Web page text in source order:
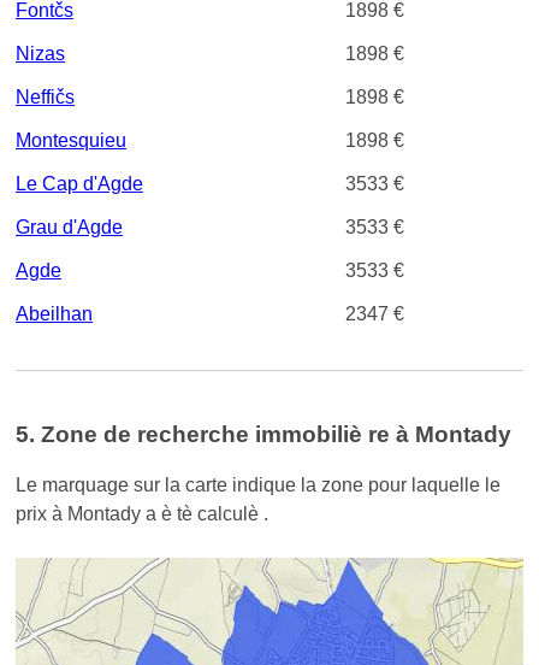
Fontčs
1898 €
Nizas 1898 €
Neffičs 1898 €
Montesquieu 1898 €
Le Cap d'Agde 3533 €
Grau d'Agde 3533 €
Agde 3533 €
Abeilhan 2347 €
5. Zone de recherche immobiliè re à Montady
Le marquage sur la carte indique la zone pour laquelle le
prix à Montady a è tè calculè .